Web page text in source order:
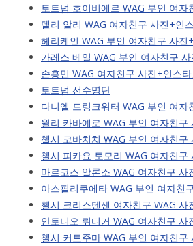
토트넘 호이비에르 WAG 부인 여자
델리 알리 WAG 여자친구 사진+인
헤리케인 WAG 부인 여자친구 사진
가레스 베일 WAG 부인 여자친구
손흥민 WAG 여자친구 사진+인스타
토트넘 선수명단
다니엘 드링크워터 WAG 부인 여자
윌리 카바예로 WAG 부인 여자친구
첼시 코바치치 WAG 부인 여자친구
첼시 피카요 토모리 WAG 여자친구
마르코스 알론소 WAG 여자친구 사
아스필리쿠에타 WAG 부인 여자친
첼시 크리스텐센 여자친구 WAG 사
안토니오 뤼디거 WAG 여자친구 사
첼시 커트주마 WAG 부인 여자친구